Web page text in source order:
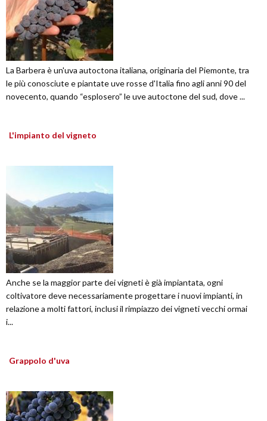
La Barbera è un'uva autoctona italiana, originaria del Piemonte, tra
le più conosciute e piantate uve rosse d'Italia fino agli anni 90 del
novecento, quando “esplosero” le uve autoctone del sud, dove ...
L'impianto del vigneto
Anche se la maggior parte dei vigneti è già impiantata, ogni
coltivatore deve necessariamente progettare i nuovi impianti, in
relazione a molti fattori, inclusi il rimpiazzo dei vigneti vecchi ormai
i...
Grappolo d'uva